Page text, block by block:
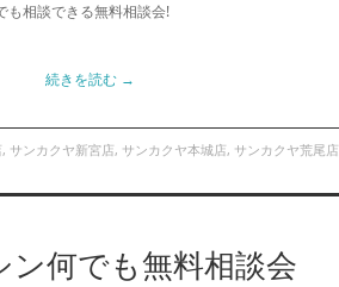
も相談できる無料相談会!
続きを読む →
, サンカクヤ新宮店, サンカクヤ本城店, サンカクヤ荒尾店
ン何でも無料相談会